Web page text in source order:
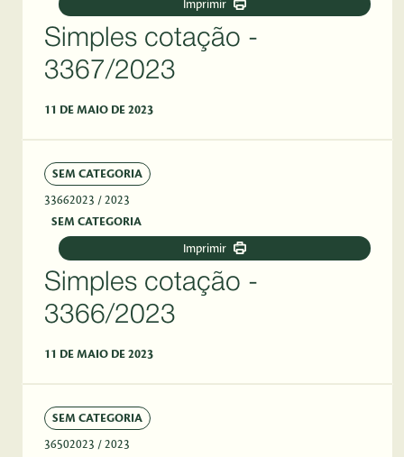
Imprimir
Simples cotação -
3367/2023
11 DE MAIO DE 2023
SEM CATEGORIA
33662023 / 2023
SEM CATEGORIA
Imprimir
Simples cotação -
3366/2023
11 DE MAIO DE 2023
SEM CATEGORIA
36502023 / 2023